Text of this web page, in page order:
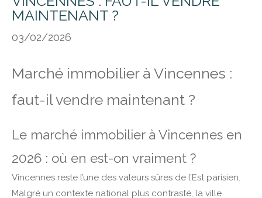
MAINTENANT ?
03/02/2026
Marché immobilier à Vincennes :
faut-il vendre maintenant ?
Le marché immobilier à Vincennes en
2026 : où en est-on vraiment ?
Vincennes reste l’une des valeurs sûres de l’Est parisien.
Malgré un contexte national plus contrasté, la ville